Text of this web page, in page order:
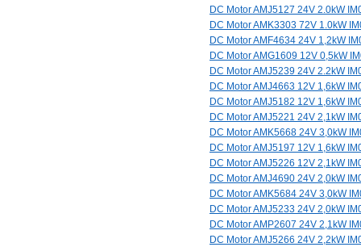
DC Motor AMJ5127 24V 2.0kW
DC Motor AMK3303 72V 1.0kW
DC Motor AMF4634 24V 1,2kW
DC Motor AMG1609 12V 0,5kW
DC Motor AMJ5239 24V 2.2kW
DC Motor AMJ4663 12V 1,6kW
DC Motor AMJ5182 12V 1,6kW
DC Motor AMJ5221 24V 2,1kW
DC Motor AMK5668 24V 3,0kW
DC Motor AMJ5197 12V 1,6kW
DC Motor AMJ5226 12V 2,1kW
DC Motor AMJ4690 24V 2,0kW
DC Motor AMK5684 24V 3,0kW
DC Motor AMJ5233 24V 2,0kW
DC Motor AMP2607 24V 2,1kW
DC Motor AMJ5266 24V 2,2kW